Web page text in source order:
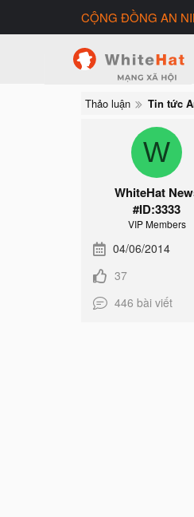
CỘNG ĐỒNG AN
Thảo luận Tin tức
W
WhiteHat
#ID:3333
VIP Members
04/06/2014
37
446 bài viết